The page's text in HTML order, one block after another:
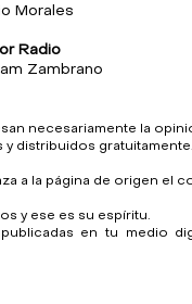
Morales
Radio
Zambrano
necesariamente la
distribuidos
a la página de origen
y ese es su espíritu.
en tu medio